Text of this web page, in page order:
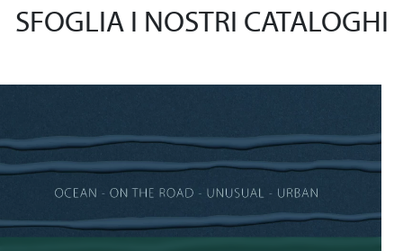
SFOGLIA I NOSTRI CATALOGHI